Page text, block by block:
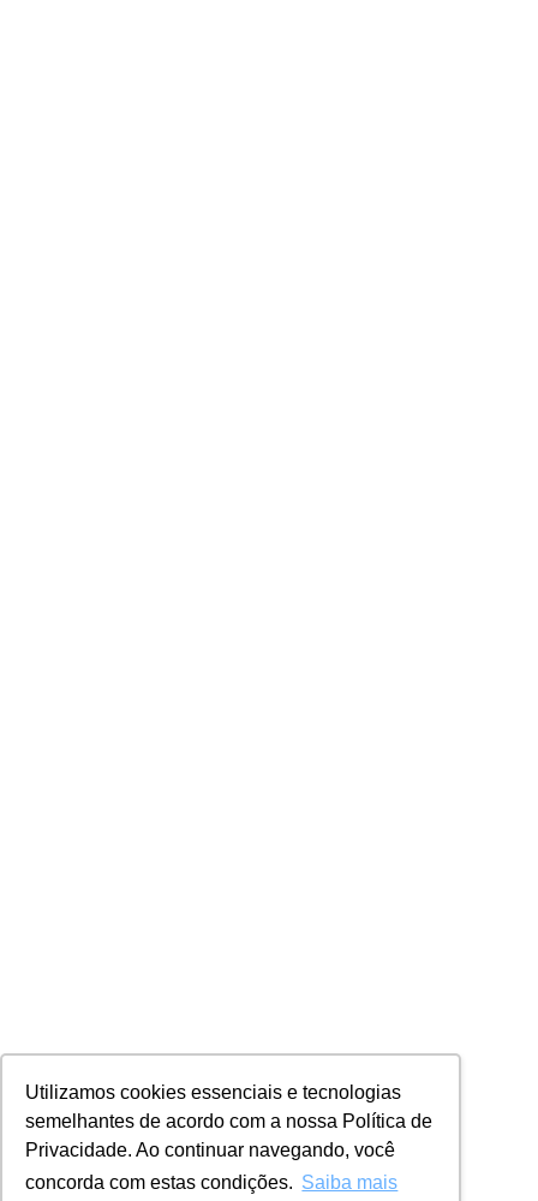
Utilizamos cookies essenciais e tecnologias
semelhantes de acordo com a nossa Política de
Privacidade. Ao continuar navegando, você
concorda com estas condições. Saiba mais